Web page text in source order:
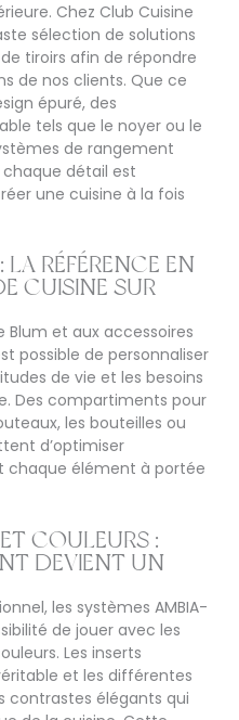
Chez Club Cuisine
sélection de solutions
tiroirs afin de répondre
de nos clients. Que ce
épuré, des
tels que le noyer ou le
de rangement
détail est
une cuisine à la fois
RÉFÉRENCE EN
CUISINE SUR
Blum et aux accessoires
possible de personnaliser
de vie et les besoins
Des compartiments pour
les bouteilles ou
d’optimiser
chaque élément à portée
COULEURS :
DEVIENT UN
les systèmes AMBIA-
de jouer avec les
Les inserts
et les différentes
contrastes élégants qui